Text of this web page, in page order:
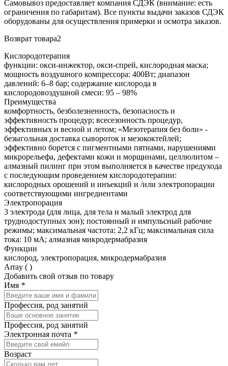
Самовывоз предоставляет компания СДЭК (внимание: есть
ограничения по габаритам). Все пункты выдачи заказов СДЭК
оборудованы для осуществления примерки и осмотра заказов.
Возврат товара2
Кислородотерапия
функции: окси-инжектор, окси-спрей, кислородная маска;
мощность воздушного компрессора: 400Вт; диапазон
давлений: 6–8 бар; содержание кислорода в
кислородовоздушной смеси: 95 – 98%
Преимущества
комфортность, безболезненность, безопасность и
эффективность процедур; всесезонность процедур,
эффективных и весной и летом; «Мезотерапия без боли» -
безыгольная доставка сывороток и мезококтейлей;
эффективно борется с пигментными пятнами, нарушениями
микрорельефа, дефектами кожи и морщинами, целлюлитом –
алмазный пилинг при этом выполняется в качестве предухода
с последующим проведением кислородотерапии:
кислородных орошений и инъекций и /или электропорации
соответствующими ингредиентами
Электропорация
3 электрода (для лица, для тела и малый электрод для
труднодоступных зон); постоянный и импульсный рабочие
режимы; максимальная частота: 2,2 кГц; максимальная сила
тока: 10 мА; алмазная микродермабразия
Функции
кислород, электропорация, микродермабразия
Array ( )
Добавить свой отзыв по товару
Имя *
Профессия, род занятий
Профессия, род занятий
Электронная почта *
Возраст